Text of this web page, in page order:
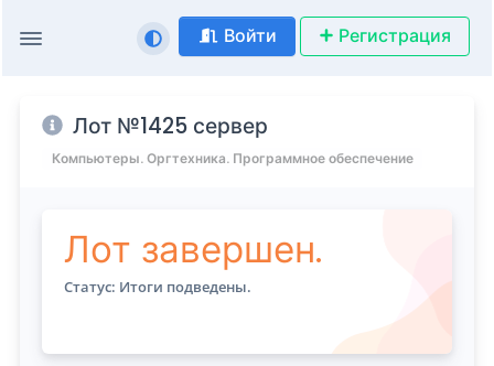
Войти Регистрация
Лот №1425 сервер
Компьютеры. Оргтехника. Программное обеспечение
Лот завершен.
Статус: Итоги подведены.